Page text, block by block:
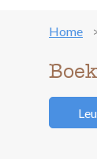
Home